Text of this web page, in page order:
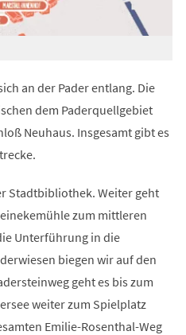
an der Pader entlang. Die
dem Paderquellgebiet
Neuhaus. Insgesamt gibt es
Stadtbibliothek. Weiter geht
zum mittleren
Unterführung in die
biegen wir auf den
geht es bis zum
weiter zum Spielplatz
Emilie-Rosenthal-Weg